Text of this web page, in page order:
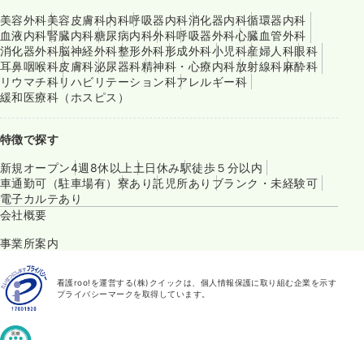
美容外科美容皮膚科内科呼吸器内科消化器内科循環器内科
血液内科腎臓内科糖尿病内科外科呼吸器外科心臓血管外科
消化器外科脳神経外科整形外科形成外科小児科産婦人科眼科
耳鼻咽喉科皮膚科泌尿器科精神科・心療内科放射線科麻酔科
リウマチ科リハビリテーション科アレルギー科
緩和医療科（ホスピス）
特徴で探す
新規オープン4週8休以上 土日休み駅徒歩５分以内
車通勤可（駐車場有） 寮あり託児所あり ブランク・未経験可
電子カルテあり
会社概要
事業所案内
看護roo!を運営する(株)クイックは、個人情報保護に取り組む企業を示す
プライバシーマークを取得しています。